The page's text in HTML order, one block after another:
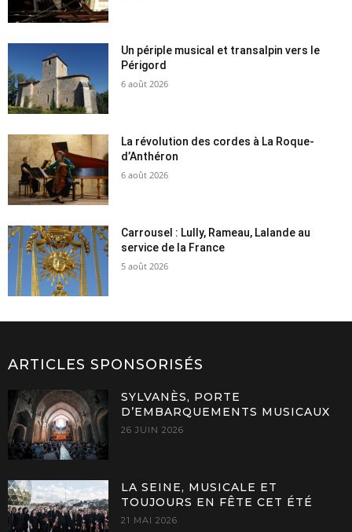
Un périple musical et transalpin vers le
Périgord
6 août 2026
La révolution des cordes à La Roque-
d’Anthéron
6 août 2026
Carrousel : Lully, Rameau, Lalande au
service de la France
5 août 2026
ARTICLES SPONSORISÉS
SYLVANÈS, PORTE
D’EMBARQUEMENTS MUSICAUX
26 JUIN 2026
LA SEINE, MUSICALE ET
TOUJOURS EN FÊTE CET ÉTÉ
21 MAI 2026